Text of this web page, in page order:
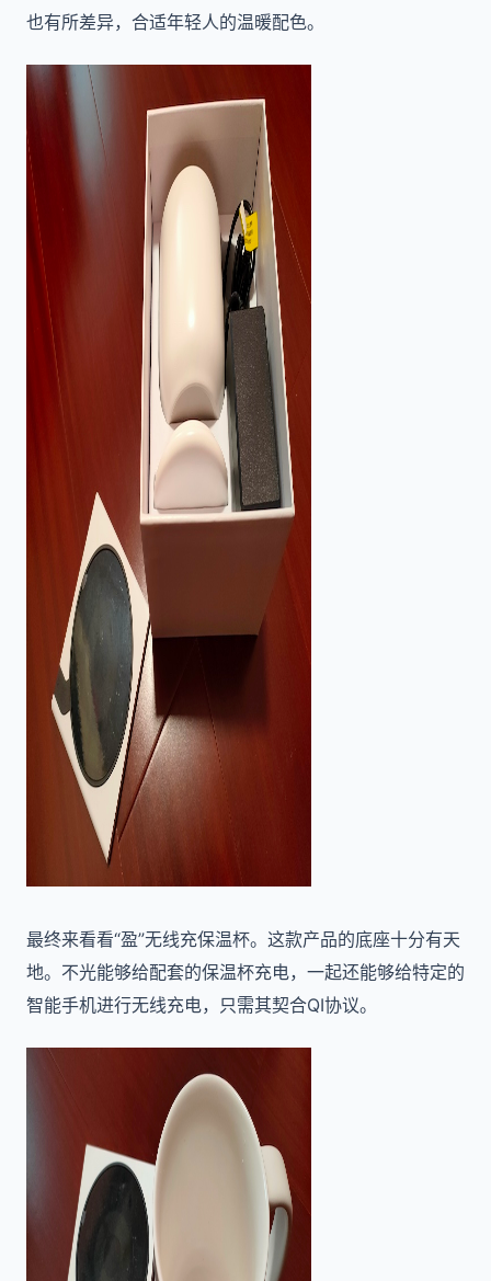
也有所差异，合适年轻人的温暖配色。
最终来看看“盈”无线充保温杯。这款产品的底座十分有天
地。不光能够给配套的保温杯充电，一起还能够给特定的
智能手机进行无线充电，只需其契合QI协议。